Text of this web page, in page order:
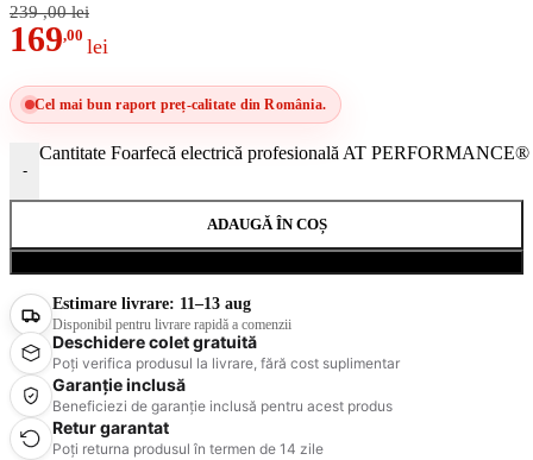
239 ,00 lei
169,00 lei
Cel mai bun raport preț-calitate din România.
-
Cantitate Foarfecă electrică profesională AT
ADAUGĂ ÎN COȘ
Estimare livrare: 11–13 aug
Disponibil pentru livrare rapidă a comenzii
Deschidere colet gratuită
Poți verifica produsul la livrare, fără cost suplimentar
Garanție inclusă
Beneficiezi de garanție inclusă pentru acest produs
Retur garantat
Poți returna produsul în termen de 14 zile